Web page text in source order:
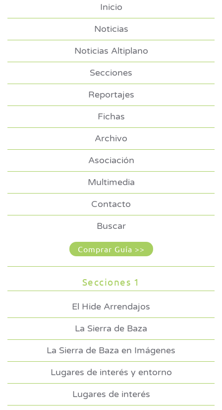
Inicio
Noticias
Noticias Altiplano
Secciones
Reportajes
Fichas
Archivo
Asociación
Multimedia
Contacto
Buscar
Comprar Guía >>
Secciones 1
El Hide Arrendajos
La Sierra de Baza
La Sierra de Baza en Imágenes
Lugares de interés y entorno
Lugares de interés